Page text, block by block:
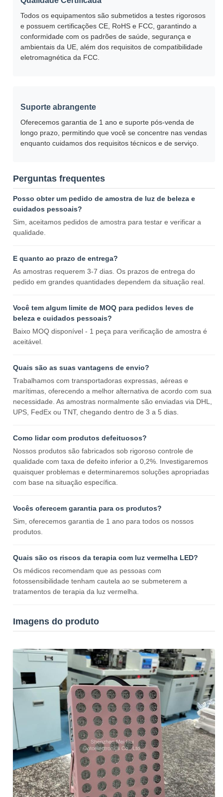
Todos os equipamentos são submetidos a testes rigorosos
e possuem certificações CE, RoHS e FCC, garantindo a
conformidade com os padrões de saúde, segurança e
ambientais da UE, além dos requisitos de compatibilidade
eletromagnética da FCC.
Suporte abrangente
Oferecemos garantia de 1 ano e suporte pós-venda de
longo prazo, permitindo que você se concentre nas vendas
enquanto cuidamos dos requisitos técnicos e de serviço.
Perguntas frequentes
Posso obter um pedido de amostra de luz de beleza e
cuidados pessoais?
Sim, aceitamos pedidos de amostra para testar e verificar a
qualidade.
E quanto ao prazo de entrega?
As amostras requerem 3-7 dias. Os prazos de entrega do
pedido em grandes quantidades dependem da situação real.
Você tem algum limite de MOQ para pedidos leves de
beleza e cuidados pessoais?
Baixo MOQ disponível - 1 peça para verificação de amostra é
aceitável.
Quais são as suas vantagens de envio?
Trabalhamos com transportadoras expressas, aéreas e
marítimas, oferecendo a melhor alternativa de acordo com sua
necessidade. As amostras normalmente são enviadas via DHL,
UPS, FedEx ou TNT, chegando dentro de 3 a 5 dias.
Como lidar com produtos defeituosos?
Nossos produtos são fabricados sob rigoroso controle de
qualidade com taxa de defeito inferior a 0,2%. Investigaremos
quaisquer problemas e determinaremos soluções apropriadas
com base na situação específica.
Vocês oferecem garantia para os produtos?
Sim, oferecemos garantia de 1 ano para todos os nossos
produtos.
Quais são os riscos da terapia com luz vermelha LED?
Os médicos recomendam que as pessoas com
fotossensibilidade tenham cautela ao se submeterem a
tratamentos de terapia da luz vermelha.
Imagens do produto